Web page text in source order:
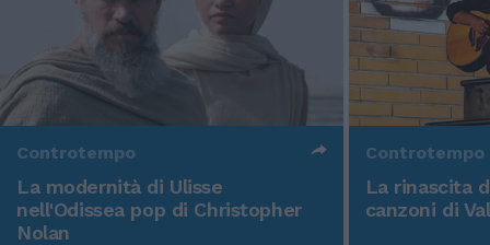
Controtempo
La modernità di Ulisse
nell'Odissea pop di Christopher
Nolan
Controtempo
La rinascita
canzoni di